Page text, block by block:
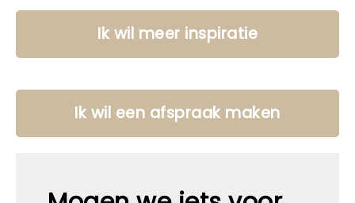
Ik wil meer inspiratie
Ik wil een afspraak maken